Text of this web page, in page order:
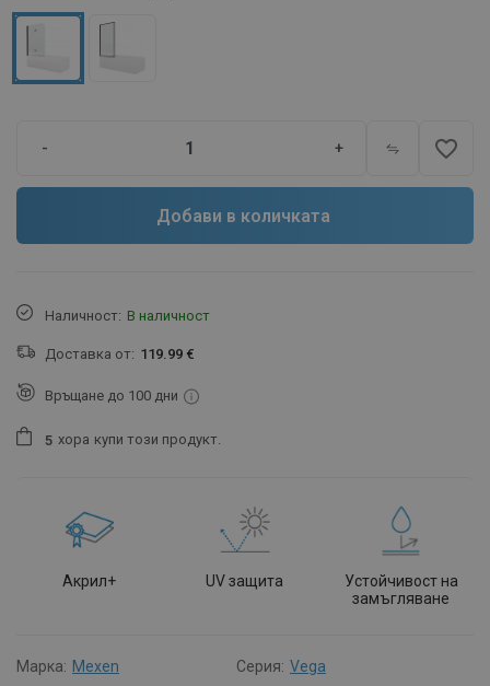
- + favorite_border
Добави в количката
Наличност: В наличност
Доставка от: 119.99 €
Връщане до 100 дни
5 хора купи този продукт.
Акрил+ UV защита
Устойчивост на
замъгляване
Марка: Mexen Серия: Vega